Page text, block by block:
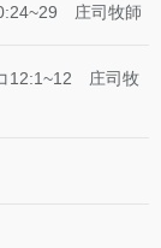
庄司牧師
12:1~12 庄司牧